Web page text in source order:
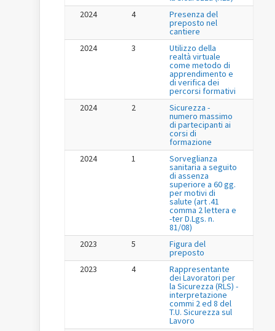
2024
4 Presenza del
preposto nel
cantiere
2024
3 Utilizzo della
realtà virtuale
come metodo di
apprendimento e
di verifica dei
percorsi formativi
2024
2 Sicurezza -
numero massimo
di partecipanti ai
corsi di
formazione
2024
1 Sorveglianza
sanitaria a seguito
di assenza
superiore a 60 gg.
per motivi di
salute (art .41
comma 2 lettera e
-ter D.Lgs. n.
81/08)
2023
5 Figura del
preposto
2023
4 Rappresentante
dei Lavoratori per
la Sicurezza (RLS) -
interpretazione
commi 2 ed 8 del
T.U. Sicurezza sul
Lavoro